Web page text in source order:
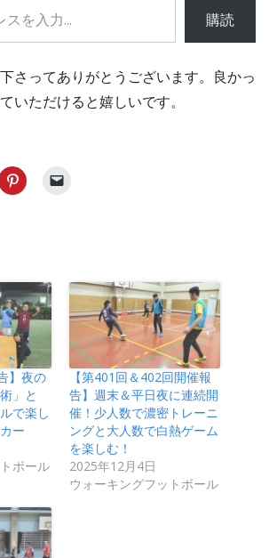
す
購読
さってありがとうございます。良かっ
いただけると嬉しいです。
】夜の
」と
で楽し
ー
ボール
【第401回＆402回開催報
告】週末＆平日夜に連続開
催！少人数で濃密トレーニ
ングと大人数で白熱ゲーム
を楽しむ！
2025年12月4日
ウォーキングフットボール